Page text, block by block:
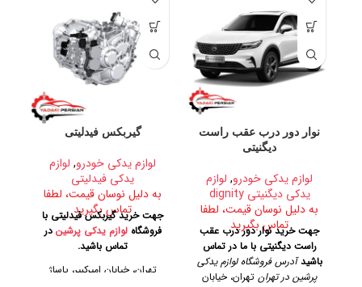
نوار دور درب عقب راست
دیگنیتی
لوازم یدکی خودرو, لوازم
یدکی دیگنیتی dignity
به دلیل نوسان قیمت، لطفا
تماس بگیرید
جهت خرید نوار دور درب عقب
راست دیگنیتی با ما در تماس
باشید آدرس فروشگاه لوازم یدکی
پرشین در تهران تهران، خیابان
گیربکس فیدلیتی
لوازم یدکی خودرو, لوازم
یدکی فیدلیتی
به دلیل نوسان قیمت، لطفا
تماس بگیرید
جهت خرید گیربکس فیدلیتی با
فروشگاهلوازم یدکی پرشین در
تماس باشید.
تهران، خیابان امیرکبیر، پاساژ